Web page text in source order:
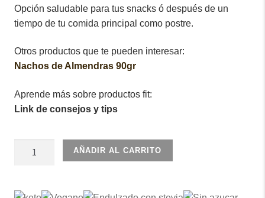
Opción saludable para tus snacks ó después de un
tiempo de tu comida principal como postre.
Otros productos que te pueden interesar:
Nachos de Almendras 90gr
Aprende más sobre productos fit:
Link de consejos y tips
60und
AÑADIR AL CARRITO